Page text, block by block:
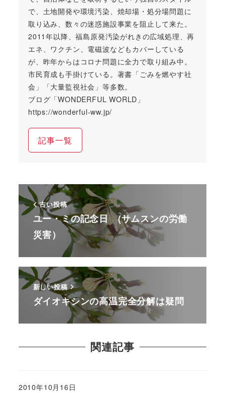
で、土地開発や環境汚染、焼却場・処分場問題に
取り込み、数々の迷惑施設事業を阻止して来た。
2011年以降、福島原発汚染がれきの広域処理、再
エネ、ワクチン、電磁波などもカバーしている
が、昨年からはコロナ問題に全力で取り組み中。
市民育成も手掛けている。著書「ごみを燃やす社
会」「大量監視社会」等多数。
ブログ「WONDERFUL WORLD」
https://wonderful-ww.jp/
記事一覧
古い投稿
ユー・ミの記念日 (サムスンの労働
災害）
新しい投稿
ダイオキシンの高温完全分解は疑問
関連記事
2010年10月16日